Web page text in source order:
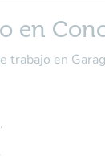
en
trabajo en